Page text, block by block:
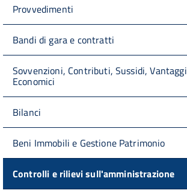
Provvedimenti
Bandi di gara e contratti
Sovvenzioni, Contributi, Sussidi, Vantaggi
Economici
Bilanci
Beni Immobili e Gestione Patrimonio
Controlli e rilievi sull'amministrazione